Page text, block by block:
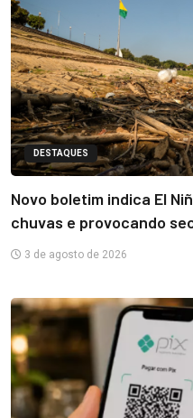
DESTAQUES
Novo boletim indica El
chuvas e provocando
3 de agosto de 2026